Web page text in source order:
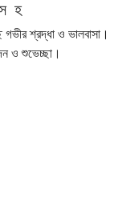
হ
গভীর শ্রদ্ধা ও ভালবাসা।
ও শুভেচ্ছা।